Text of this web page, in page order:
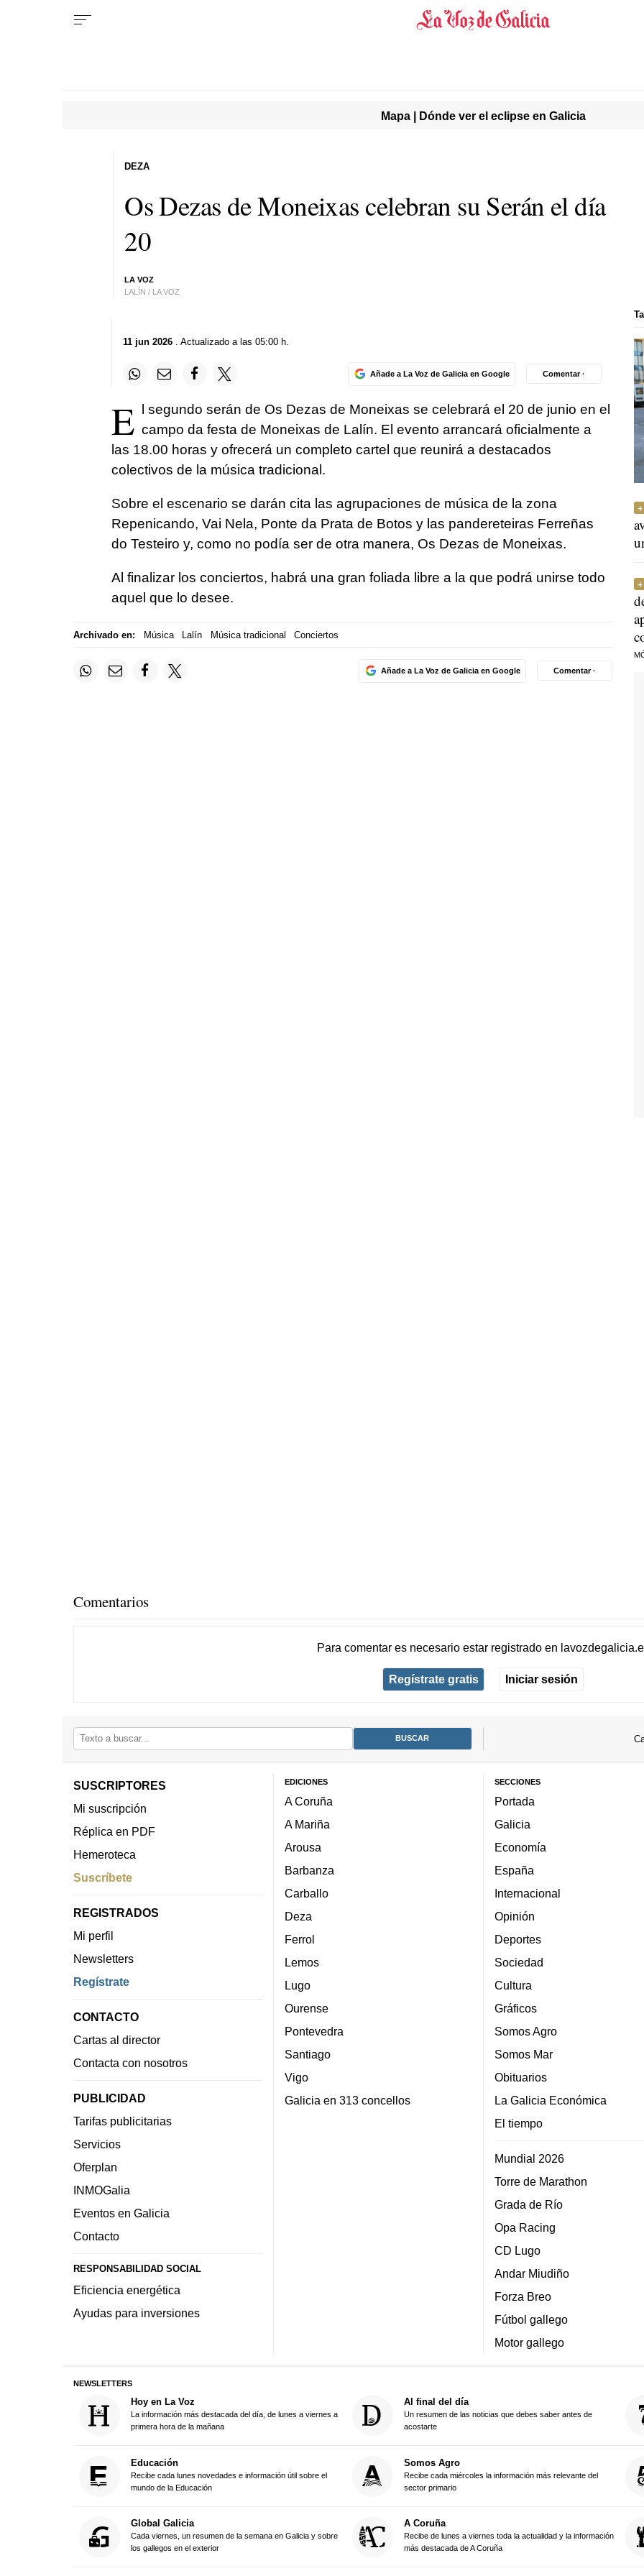
Mapa | Dónde ver el eclipse en Galicia
Os Dezas de Moneixas celebran su Serán el día
20
LA VOZ
LALÍN / LA VOZ
DEZA
11 jun 2026. Actualizado a las 05:00 h.
Añade a La Voz de Galicia en Google Comentar ·
E
l segundo serán de Os Dezas de Moneixas se celebrará el 20 de junio en el
campo da festa de Moneixas de Lalín. El evento arrancará oficialmente a
las 18.00 horas y ofrecerá un completo cartel que reunirá a destacados
colectivos de la música tradicional.
Sobre el escenario se darán cita las agrupaciones de música de la zona
Repenicando, Vai Nela, Ponte da Prata de Botos y las pandereteiras Ferreñas
do Testeiro y, como no podía ser de otra manera, Os Dezas de Moneixas.
Al finalizar los conciertos, habrá una gran foliada libre a la que podrá unirse todo
aquel que lo desee.
Archivado en: Música Lalín Música tradicional Conciertos
Añade a La Voz de Galicia en Google Comentar ·
Comentarios
Para comentar es necesario estar registradoen
Regístrate gratis Iniciar sesión
SUSCRIPTORES
Mi suscripción
Réplica en PDF
Hemeroteca
Suscríbete
REGISTRADOS
Mi perfil
Newsletters
Regístrate
CONTACTO
Cartas al director
Contacta con nosotros
PUBLICIDAD
Tarifas publicitarias
Servicios
Oferplan
INMOGalia
Eventos en Galicia
Contacto
RESPONSABILIDAD SOCIAL
Eficiencia energética
Ayudas para inversiones
EDICIONES
A Coruña
A Mariña
Arousa
Barbanza
Carballo
Deza
Ferrol
Lemos
Lugo
Ourense
Pontevedra
Santiago
Vigo
Galicia en 313 concellos
SECCIONES
Portada
Galicia
Economía
España
Internacional
Opinión
Deportes
Sociedad
Cultura
Gráficos
Somos Agro
Somos Mar
Obituarios
La Galicia Económica
El tiempo
Mundial 2026
Torre de Marathon
Grada de Río
Opa Racing
CD Lugo
Andar Miudiño
Forza Breo
Fútbol gallego
Motor gallego
NEWSLETTERS
Hoy en La Voz
La información más destacada del día, de lunes a viernes a
primera hora de la mañana
Al final del día
Un resumen de las noticias que debes saber antes de
acostarte
Educación
Recibe cada lunes novedades e información útil sobre el
mundo de la Educación
Somos Agro
Recibe cada miércoles la información más relevante del
sector primario
Global Galicia
Cada viernes, un resumen de la semana en Galicia y sobre
los gallegos en el exterior
A Coruña
Recibe de lunes a viernes toda la actualidad y la información
más destacada de A Coruña